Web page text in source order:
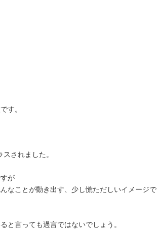
す。
されました。
が
なことが動き出す、少し慌ただしいイメージで
と言っても過言ではないでしょう。